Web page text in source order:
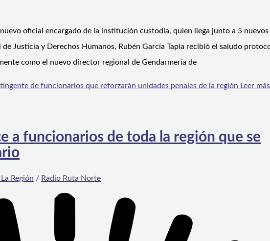
oficial encargado de la institución custodia, quien llega junto a 5 nuevos
Justicia y Derechos Humanos, Rubén García Tapia recibió el saludo
como el nuevo director regional de Gendarmería de
de funcionarios que reforzarán unidades penales de la región Leer
a funcionarios de toda la región que se
Región / Radio Ruta Norte